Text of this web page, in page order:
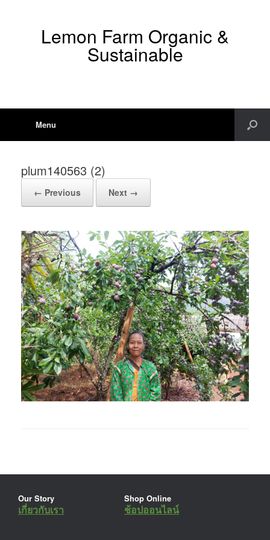
Lemon Farm Organic &
Sustainable
Menu
plum140563 (2)
← Previous Next →
Our Story
เกี่ยวกับเรา
Shop Online
ช้อปออนไลน์